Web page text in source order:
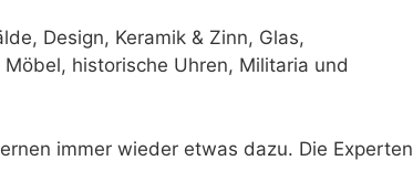
Design, Keramik & Zinn, Glas,
historische Uhren, Militaria und
immer wieder etwas dazu. Die Experten